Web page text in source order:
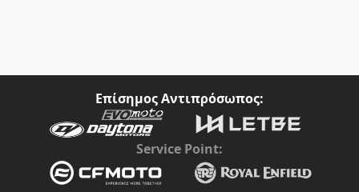
Επίσημος Αντιπρόσωπος:
Service Point: